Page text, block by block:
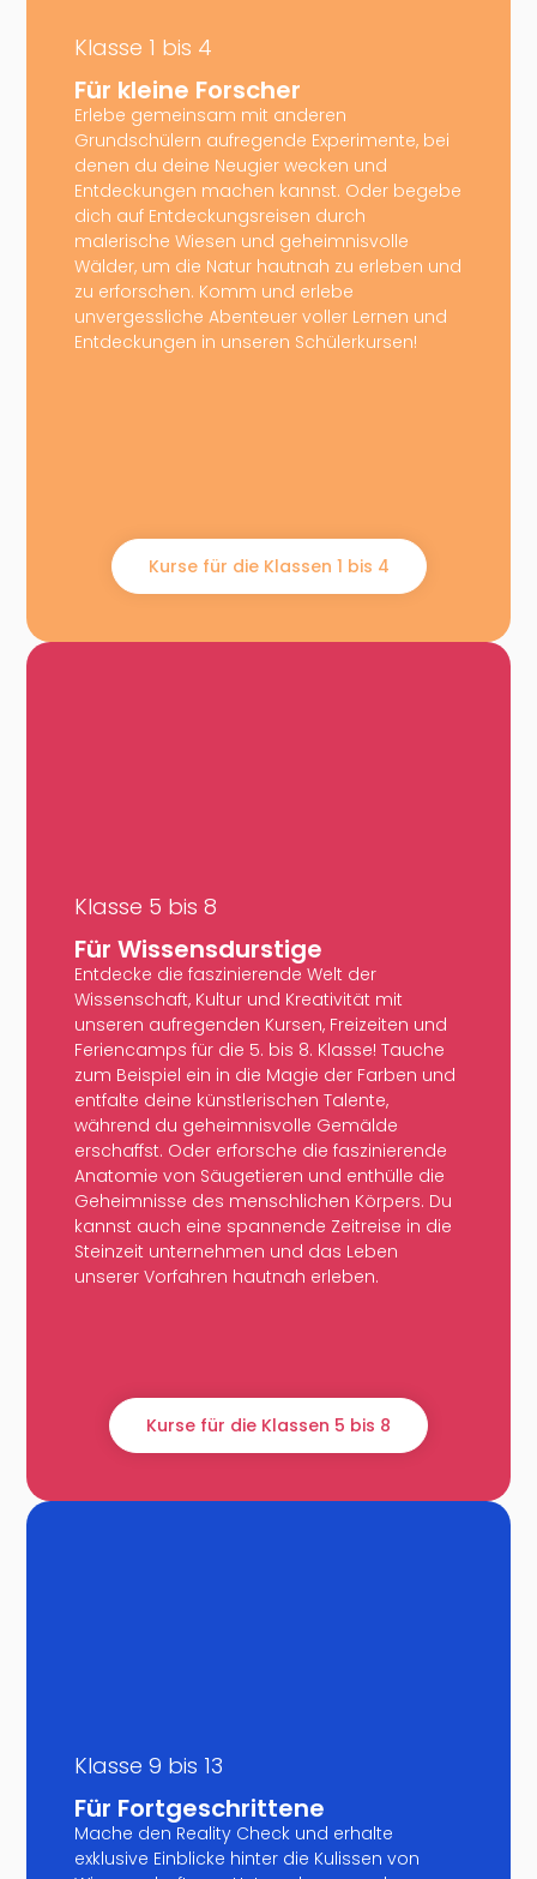
Klasse 1 bis 4
Für kleine Forscher
Erlebe gemeinsam mit anderen
Grundschülern aufregende Experimente, bei
denen du deine Neugier wecken und
Entdeckungen machen kannst. Oder begebe
dich auf Entdeckungsreisen durch
malerische Wiesen und geheimnisvolle
Wälder, um die Natur hautnah zu erleben und
zu erforschen. Komm und erlebe
unvergessliche Abenteuer voller Lernen und
Entdeckungen in unseren Schülerkursen!
Kurse für die Klassen 1 bis 4
Klasse 5 bis 8
Für Wissensdurstige
Entdecke die faszinierende Welt der
Wissenschaft, Kultur und Kreativität mit
unseren aufregenden Kursen, Freizeiten und
Feriencamps für die 5. bis 8. Klasse! Tauche
zum Beispiel ein in die Magie der Farben und
entfalte deine künstlerischen Talente,
während du geheimnisvolle Gemälde
erschaffst. Oder erforsche die faszinierende
Anatomie von Säugetieren und enthülle die
Geheimnisse des menschlichen Körpers. Du
kannst auch eine spannende Zeitreise in die
Steinzeit unternehmen und das Leben
unserer Vorfahren hautnah erleben.
Kurse für die Klassen 5 bis 8
Klasse 9 bis 13
Für Fortgeschrittene
Mache den Reality Check und erhalte
exklusive Einblicke hinter die Kulissen von